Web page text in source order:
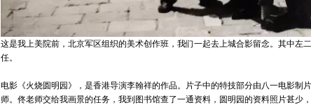
这是我上美院前，北京军区组织的美术创作班，我们一起去上城合影留念。其中左
任。
电影《火烧圆明园》，是香港导演李翰祥的作品。片子中的特技部分由八一电影制
师。佟老师交给我画景的任务，我到图书馆查了一通资料，圆明园的资料照片甚少